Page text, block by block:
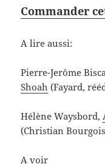
Commander
A lire aussi:
Pierre-Jerôme
Shoah (Fayard,
Hélène Waysbord,
(Christian
A voir